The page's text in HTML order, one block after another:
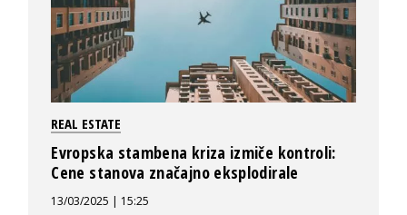
REAL ESTATE
Evropska stambena kriza izmiče kontroli:
Cene stanova značajno eksplodirale
13/03/2025 | 15:25